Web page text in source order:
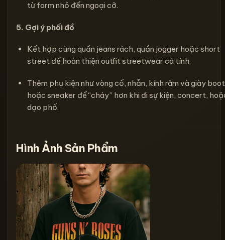
từ form nhỏ đến ngoại cỡ.
5. Gợi ý phối đồ
Kết hợp cùng quần jeans rách, quần jogger hoặc short
street để hoàn thiện outfit streetwear cá tính.
Thêm phụ kiện như vòng cổ, nhẫn, kính râm và giày boot
hoặc sneaker để “cháy” hơn khi đi sự kiện, concert,
dạo phố.
Hình Ảnh Sản Phẩm